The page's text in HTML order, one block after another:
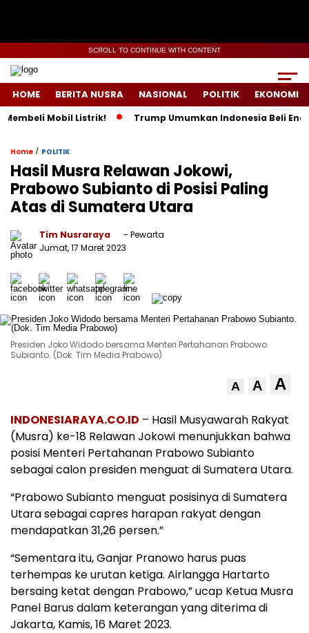
SCROLL TO CONTINUE WITH CONTENT
HOME BERITA NUSRA NASIONAL POLITIK EKONOMI
Mobil Listrik! Trump Umumkan Indonesia Beli Energi &
Home / POLITIK
Hasil Musra Relawan Jokowi,
Prabowo Subianto di Posisi Paling
Atas di Sumatera Utara
Tim Nusraraya
- Pewarta
Jumat, 17 Maret 2023
Presiden Joko Widodo bersama Menteri Pertahanan Prabowo
Subianto. (Dok. Tim Media Prabowo)
A A A
INDONESIARAYA.CO.ID – Hasil Musyawarah Rakyat
(Musra) ke-18 Relawan Jokowi menunjukkan bahwa
posisi Menteri Pertahanan Prabowo Subianto
sebagai calon presiden menguat di Sumatera Utara.
“Prabowo Subianto menguat posisinya di Sumatera
Utara sebagai capres harapan rakyat dengan
mendapatkan 31,26 persen.”
“Sementara itu, Ganjar Pranowo harus puas
terhempas ke urutan ketiga. Airlangga Hartarto
bersaing ketat dengan Prabowo,” ucap Ketua Musra
Panel Barus dalam keterangan yang diterima di
Jakarta, Kamis, 16 Maret 2023.